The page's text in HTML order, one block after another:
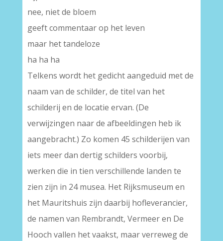
nee, niet de bloem
geeft commentaar op het leven
maar het tandeloze
ha ha ha
Telkens wordt het gedicht aangeduid met de
naam van de schilder, de titel van het
schilderij en de locatie ervan. (De
verwijzingen naar de afbeeldingen heb ik
aangebracht.) Zo komen 45 schilderijen van
iets meer dan dertig schilders voorbij,
werken die in tien verschillende landen te
zien zijn in 24 musea. Het Rijksmuseum en
het Mauritshuis zijn daarbij hofleverancier,
de namen van Rembrandt, Vermeer en De
Hooch vallen het vaakst, maar verreweg de